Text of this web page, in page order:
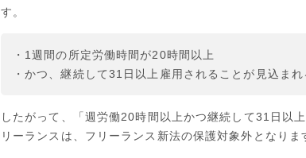
す。
・1週間の所定労働時間が20時間以上
・かつ、継続して31日以上雇用されることが見込ま
したがって、「週労働20時間以上かつ継続して31日以
リーランスは、フリーランス新法の保護対象外となりま